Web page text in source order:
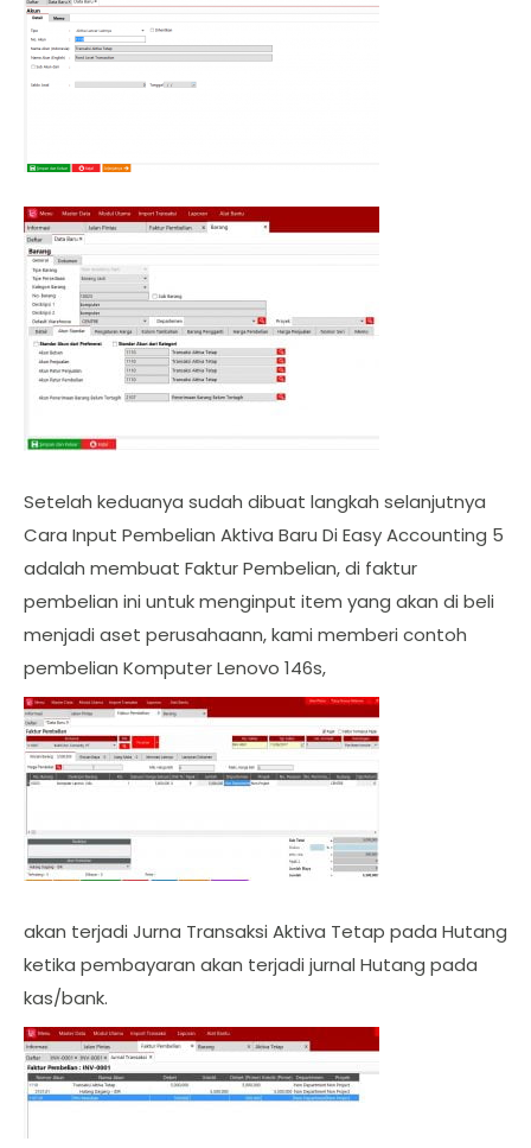
Setelah keduanya sudah dibuat langkah selanjutnya
Cara Input Pembelian Aktiva Baru Di Easy Accounting 5
adalah membuat Faktur Pembelian, di faktur
pembelian ini untuk menginput item yang akan di beli
menjadi aset perusahaann, kami memberi contoh
pembelian Komputer Lenovo 146s,
akan terjadi Jurna Transaksi Aktiva Tetap pada Hutang
ketika pembayaran akan terjadi jurnal Hutang pada
kas/bank.